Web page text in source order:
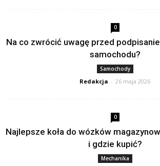
0
Na co zwrócić uwagę przed
samochodu?
Samochody
Redakcja - 26 maja 2026
0
Najlepsze koła do wózków
i gdzie kupić?
Mechanika